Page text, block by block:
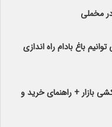
مخملی
باغ بادام راه اندازی
بازار + راهنمای خرید و